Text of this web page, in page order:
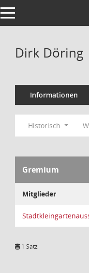
Toggle navigation
Dirk Döring
Informationen
Historisch
Gremium
Mitglieder
1 Satz